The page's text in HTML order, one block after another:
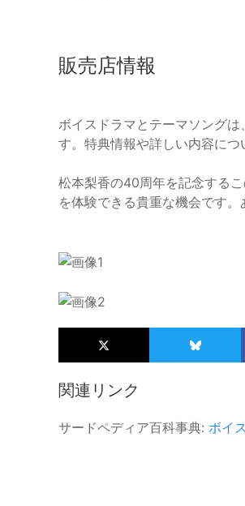
販売店情報
ボイスドラマとテーマソング
す。特典情報や詳しい内容につ
松本梨香の40周年を記念する
を体験できる貴重な機会です
関連リンク
サードペディア百科事典: ボイ